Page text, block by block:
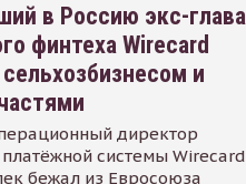
в Россию экс-глава
финтеха Wirecard
и
директор
системы Wirecard
бежал из Евросоюза